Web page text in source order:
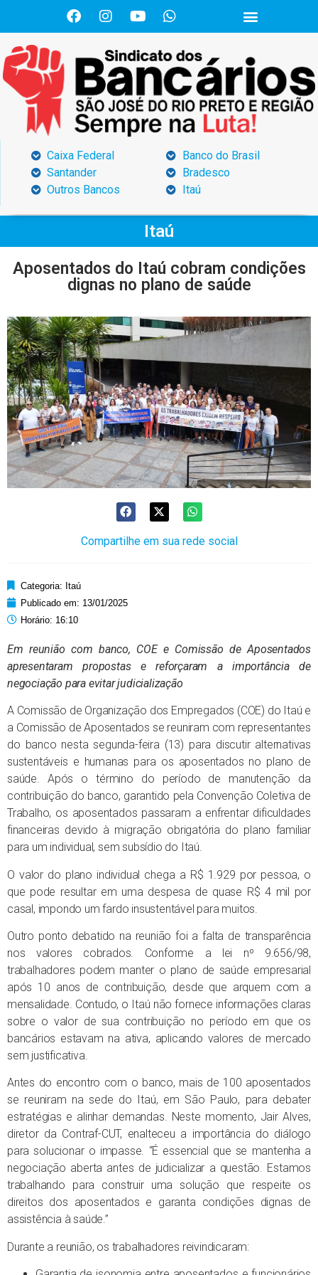
Caixa Federal
Santander
Outros Bancos
Banco do Brasil
Bradesco
Itaú
Itaú
Aposentados do Itaú cobram condições
dignas no plano de saúde
Compartilhe em sua rede social
Categoria: Itaú
Publicado em: 13/01/2025
Horário: 16:10
Em reunião com banco, COE e Comissão de Aposentados
apresentaram propostas e reforçaram a importância de
negociação para evitar judicialização
A Comissão de Organização dos Empregados (COE) do Itaú e
a Comissão de Aposentados se reuniram com representantes
do banco nesta segunda-feira (13) para discutir alternativas
sustentáveis e humanas para os aposentados no plano de
saúde. Após o término do período de manutenção da
contribuição do banco, garantido pela Convenção Coletiva de
Trabalho, os aposentados passaram a enfrentar dificuldades
financeiras devido à migração obrigatória do plano familiar
para um individual, sem subsídio do Itaú.
O valor do plano individual chega a R$ 1.929 por pessoa, o
que pode resultar em uma despesa de quase R$ 4 mil por
casal, impondo um fardo insustentável para muitos.
Outro ponto debatido na reunião foi a falta de transparência
nos valores cobrados. Conforme a lei nº 9.656/98,
trabalhadores podem manter o plano de saúde empresarial
após 10 anos de contribuição, desde que arquem com a
mensalidade. Contudo, o Itaú não fornece informações claras
sobre o valor de sua contribuição no período em que os
bancários estavam na ativa, aplicando valores de mercado
sem justificativa.
Antes do encontro com o banco, mais de 100 aposentados
se reuniram na sede do Itaú, em São Paulo, para debater
estratégias e alinhar demandas. Neste momento, Jair Alves,
diretor da Contraf-CUT, enalteceu a importância do diálogo
para solucionar o impasse. “É essencial que se mantenha a
negociação aberta antes de judicializar a questão. Estamos
trabalhando para construir uma solução que respeite os
direitos dos aposentados e garanta condições dignas de
assistência à saúde.”
Durante a reunião, os trabalhadores reivindicaram: